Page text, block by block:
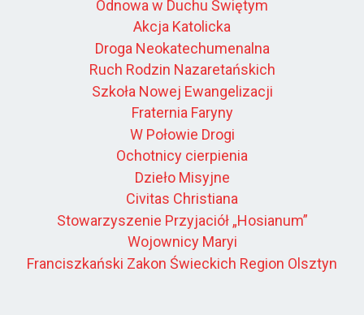
Odnowa w Duchu Świętym
Akcja Katolicka
Droga Neokatechumenalna
Ruch Rodzin Nazaretańskich
Szkoła Nowej Ewangelizacji
Fraternia Faryny
W Połowie Drogi
Ochotnicy cierpienia
Dzieło Misyjne
Civitas Christiana
Stowarzyszenie Przyjaciół „Hosianum”
Wojownicy Maryi
Franciszkański Zakon Świeckich Region Olsztyn